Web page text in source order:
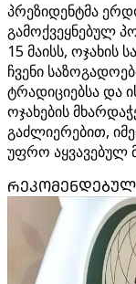
პრეზიდენტმა
გამოქვეყნებულ
15 მაისს,
ჩვენი
ტრადიციებსა და
ოჯახების
გაძლიერებით,
უფრო აყვავებულ